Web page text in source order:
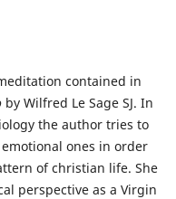
contained in
by Wilfred Le Sage SJ. In
the author tries to
ones in order
of christian life. She
perspective as a Virgin